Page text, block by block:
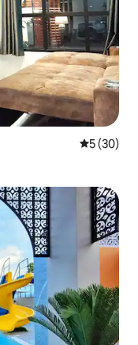
Średnia
5 (30)